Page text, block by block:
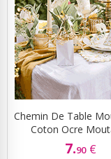
Chemin De Table
Coton Ocre
7.90 €